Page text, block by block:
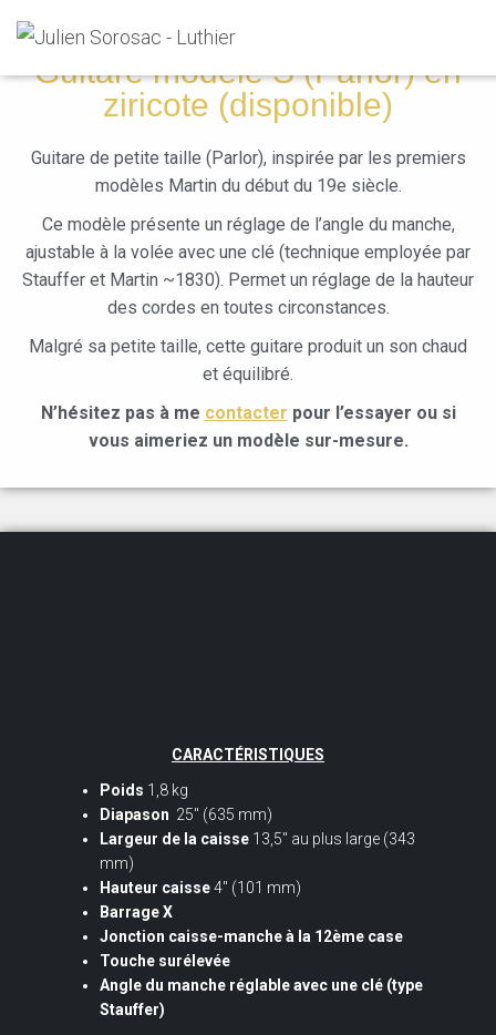
Guitare modèle S (Parlor) en
ziricote (disponible)
Guitare de petite taille (Parlor), inspirée par les premiers
modèles Martin du début du 19e siècle.
Ce modèle présente un réglage de l’angle du manche,
ajustable à la volée avec une clé (technique employée par
Stauffer et Martin ~1830). Permet un réglage de la hauteur
des cordes en toutes circonstances.
Malgré sa petite taille, cette guitare produit un son chaud
et équilibré.
N’hésitez pas à me contacter pour l’essayer ou si
vous aimeriez un modèle sur-mesure.
CARACTÉRISTIQUES
Poids 1,8 kg
Diapason 25″ (635 mm)
Largeur de la caisse 13,5″ au plus large (343
mm)
Hauteur caisse4″ (101 mm)
Barrage X
Jonction caisse-manche à la 12ème case
Touche surélevée
Angle du manche réglable avec une clé (type
Stauffer)